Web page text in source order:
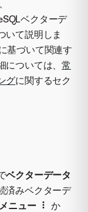
ベクターデ
いて説明しま
基づいて関連す
については、常
グに関するセク
ベクターデータ
済みベクターデ
ニュー
か